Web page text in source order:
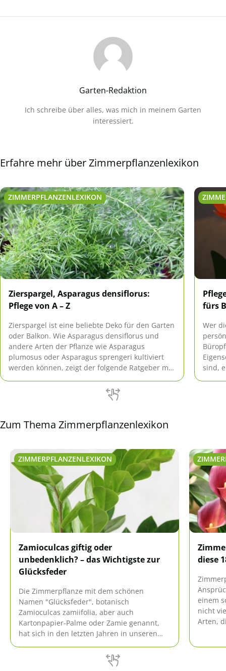
Garten-Redaktion
Ich schreibe über alles, was mich in meinem Garten
interessiert.
Erfahre mehr über Zimmerpflanzenlexikon
ZIMMERPFLANZENLEXIKON
Zierspargel, Asparagus densiflorus:
Pflege von A – Z
Zierspargel ist eine beliebte Deko für den Garten
oder Balkon. Wie Asparagus densiflorus und
andere Arten der Pflanze wie Asparagus
plumosus oder Asparagus sprengeri kultiviert
werden können, zeigt der folgende Ratgeber mit
fürs
Wer
sind,
Zum Thema Zimmerpflanzenlexikon
ZIMMERPFLANZENLEXIKON
Zamioculcas giftig oder
unbedenklich? – das Wichtigste zur
Glücksfeder
Die Zimmerpflanze mit dem schönen
Namen "Glücksfeder", botanisch
Zamioculcas zamiifolia, aber auch
Kartonpapier-Palme oder Zamie genannt,
hat sich in den letzten Jahren in unseren
aus Ostafrika stammende Pflanze ist robust
und widerstandsfähig. Sie nimmt ihrem
diese
einem
nicht
Arten,